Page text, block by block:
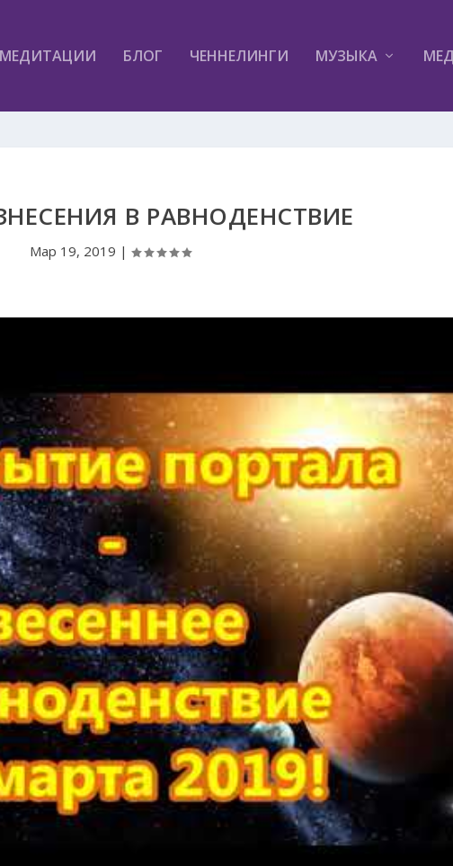
МЕДИТАЦИИ БЛОГ ЧЕННЕЛИНГИ МУЗЫКА
В РАВНОДЕНСТВИЕ
Мар 19, 2019 |